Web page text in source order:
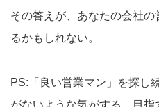
その答えが、あなたの会社
るかもしれない。
PS:「良い営業マン」を探し
がないような気がする。目